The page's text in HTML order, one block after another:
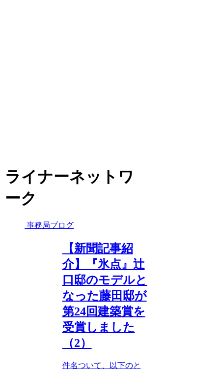
ライナーネットワ
ーク
事務局ブログ
【新聞記事紹
介】『氷点』辻
口邸のモデルと
なった藤田邸が
第24回建築賞を
受賞しました
（2）
件名ついて、以下のと